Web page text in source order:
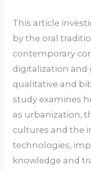
This article
by the oral
contemporary
digitalization and
qualitative and
study examines
as urbanization,
cultures and the
technologies,
knowledge and